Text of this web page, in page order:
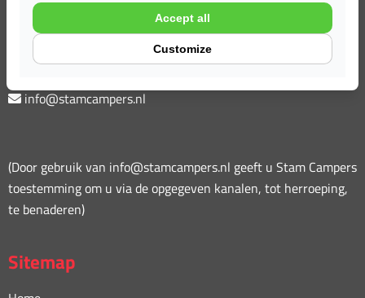
Melkweg 16 a
6621 BT Dreumel (bij Tiel)
0487 573 777
info@stamcampers.nl
(Door gebruik van info@stamcampers.nl geeft u Stam Campers
toestemming om u via de opgegeven kanalen, tot herroeping,
te benaderen)
Sitemap
Customize
Accept all